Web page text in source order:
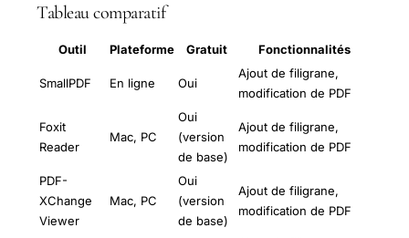
Tableau comparatif
Outil Plateforme Gratuit Fonctionnalités
SmallPDF En ligne Oui
Ajout de filigrane,
modification de PDF
Foxit
Reader
Mac, PC
Oui
(version
de base)
Ajout de filigrane,
modification de PDF
PDF-
XChange
Viewer
Mac, PC
Oui
(version
de base)
Ajout de filigrane,
modification de PDF